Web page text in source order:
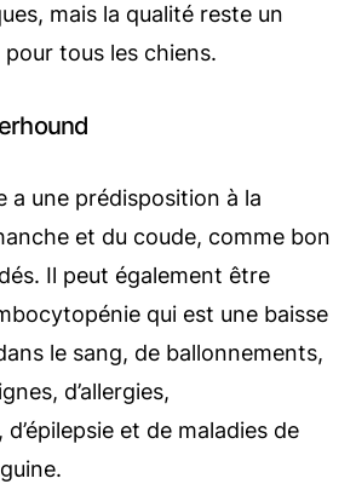
mais la qualité reste un
tous les chiens.
a une prédisposition à la
et du coude, comme bon
Il peut également être
qui est une baisse
le sang, de ballonnements,
d’allergies,
et de maladies de